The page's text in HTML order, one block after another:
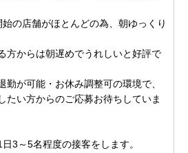
の店舗がほとんどの為、朝ゆっくり
方からは朝遅めでうれしいと好評で
勤が可能・お休み調整可の環境で、
たい方からのご応募お待ちしていま
3～5名程度の接客をします。